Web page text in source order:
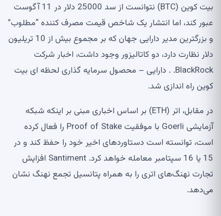
بیت کوین (BTC) نتوانست از سد 25000 دلار در 11 آگوست
عبور کند، اما انتشار یک شاخص قیمت مصرف کننده “مطلوب”
و بزرگترین مدیر دارایی جهان که بر مجموع بیش از 10 تریلیون
دلار نظارت دارد، دو کاتالیزور وجود داشت، اخبار شرکت
BlackRock. . دارایی – محصول سرمایه گذاری لحظه ای بیت
کوین راه اندازی شد.
در مقابل، اتر (ETH) بر اساس اخباری مبنی بر اینکه شبکه
آزمایشی Goerli با موفقیت Proof of Stake را فعال کرده
است، توانسته است دستاوردهای اخیر خود را حفظ کند و در
15 یا 16 سپتامبر معامله خواهد کرد. Santiment افزایش
تجارت نهنگ‌های اتری را به همراه پتانسیل تجمع نهنگ نشان
می‌دهد.